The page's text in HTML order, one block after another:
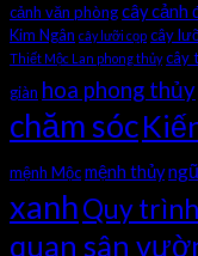
cảnh văn phòngcây cảnh
Kim Ngân cây lưỡi cọp cây
Thiết Mộc Lan phong thủy cây
giàn hoa phong thủy
chăm sóc
mệnh Mộcmệnh thủy
xanhQuy
quan sân